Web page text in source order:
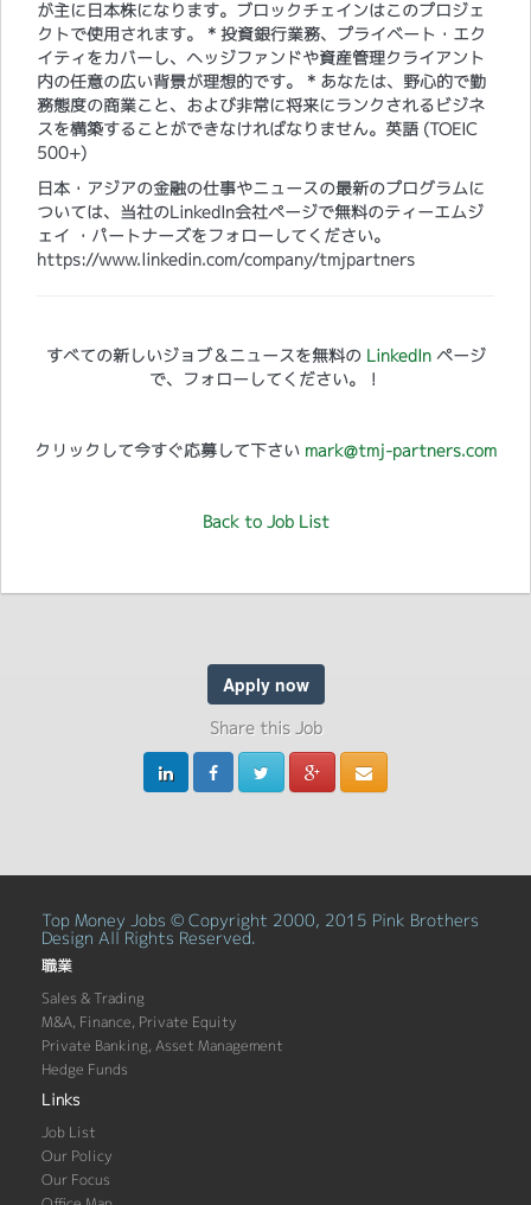
が主に日本株になります。ブロックチェインはこのプロジェ
クトで使用されます。 * 投資銀行業務、プライベート・エク
イティをカバーし、ヘッジファンドや資産管理クライアント
内の任意の広い背景が理想的です。 * あなたは、野心的で勤
務態度の商業こと、および非常に将来にランクされるビジネ
スを構築することができなければなりません。英語 (TOEIC
500+)
日本・アジアの金融の仕事やニュースの最新のプログラムに
ついては、当社のLinkedIn会社ページで無料のティーエムジ
ェイ ・パートナーズをフォローしてください。
https://www.linkedin.com/company/tmjpartners
すべての新しいジョブ＆ニュースを無料の LinkedInページ
で、フォローしてください。！
クリックして今すぐ応募して下さい mark@tmj-partners.com
Back to Job List
Apply now
Share this Job
Top Money Jobs © Copyright 2000, 2015 Pink Brothers
Design All Rights Reserved.
職業
Sales & Trading
M&A, Finance, Private Equity
Private Banking, Asset Management
Hedge Funds
Links
Job List
Our Policy
Our Focus